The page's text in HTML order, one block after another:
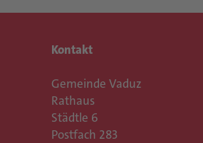
Kontakt
Gemeinde Vaduz
Rathaus
Städtle 6
Postfach 283